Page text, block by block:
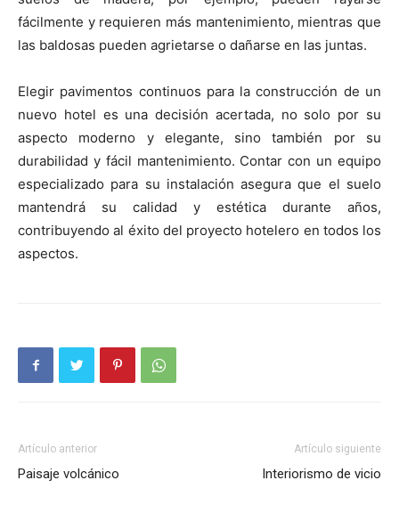
fácilmente y requieren más mantenimiento, mientras que
las baldosas pueden agrietarse o dañarse en las juntas.
Elegir pavimentos continuos para la construcción de un
nuevo hotel es una decisión acertada, no solo por su
aspecto moderno y elegante, sino también por su
durabilidad y fácil mantenimiento. Contar con un equipo
especializado para su instalación asegura que el suelo
mantendrá su calidad y estética durante años,
contribuyendo al éxito del proyecto hotelero en todos los
aspectos.
Artículo anterior
Paisaje volcánico
Artículo siguiente
Interiorismo de vicio